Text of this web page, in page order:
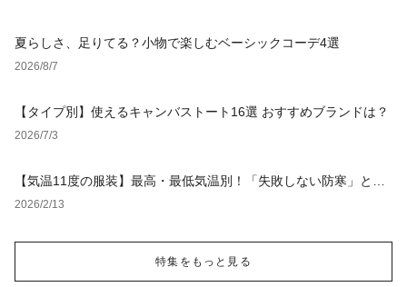
夏らしさ、足りてる？小物で楽しむベーシックコーデ4選
2026/8/7
【タイプ別】使えるキャンバストート16選 おすすめブランドは？
2026/7/3
【気温11度の服装】最高・最低気温別！「失敗しない防寒」と
「オシャレ」を叶えるコーデ
2026/2/13
特集をもっと見る